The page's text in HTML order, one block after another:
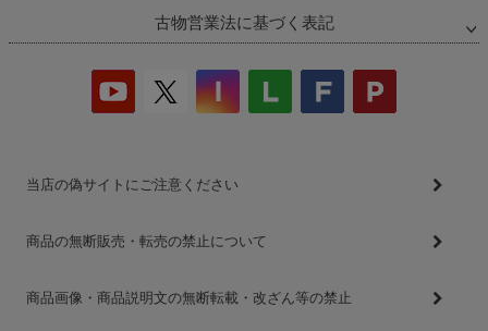
古物営業法に基づく表記
当店の偽サイトにご注意ください
商品の無断販売・転売の禁止について
商品画像・商品説明文の無断転載・改ざん等の禁止